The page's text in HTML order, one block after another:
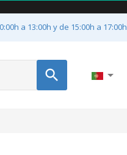
a 13:00h y de 15:00h a 17:00h
 